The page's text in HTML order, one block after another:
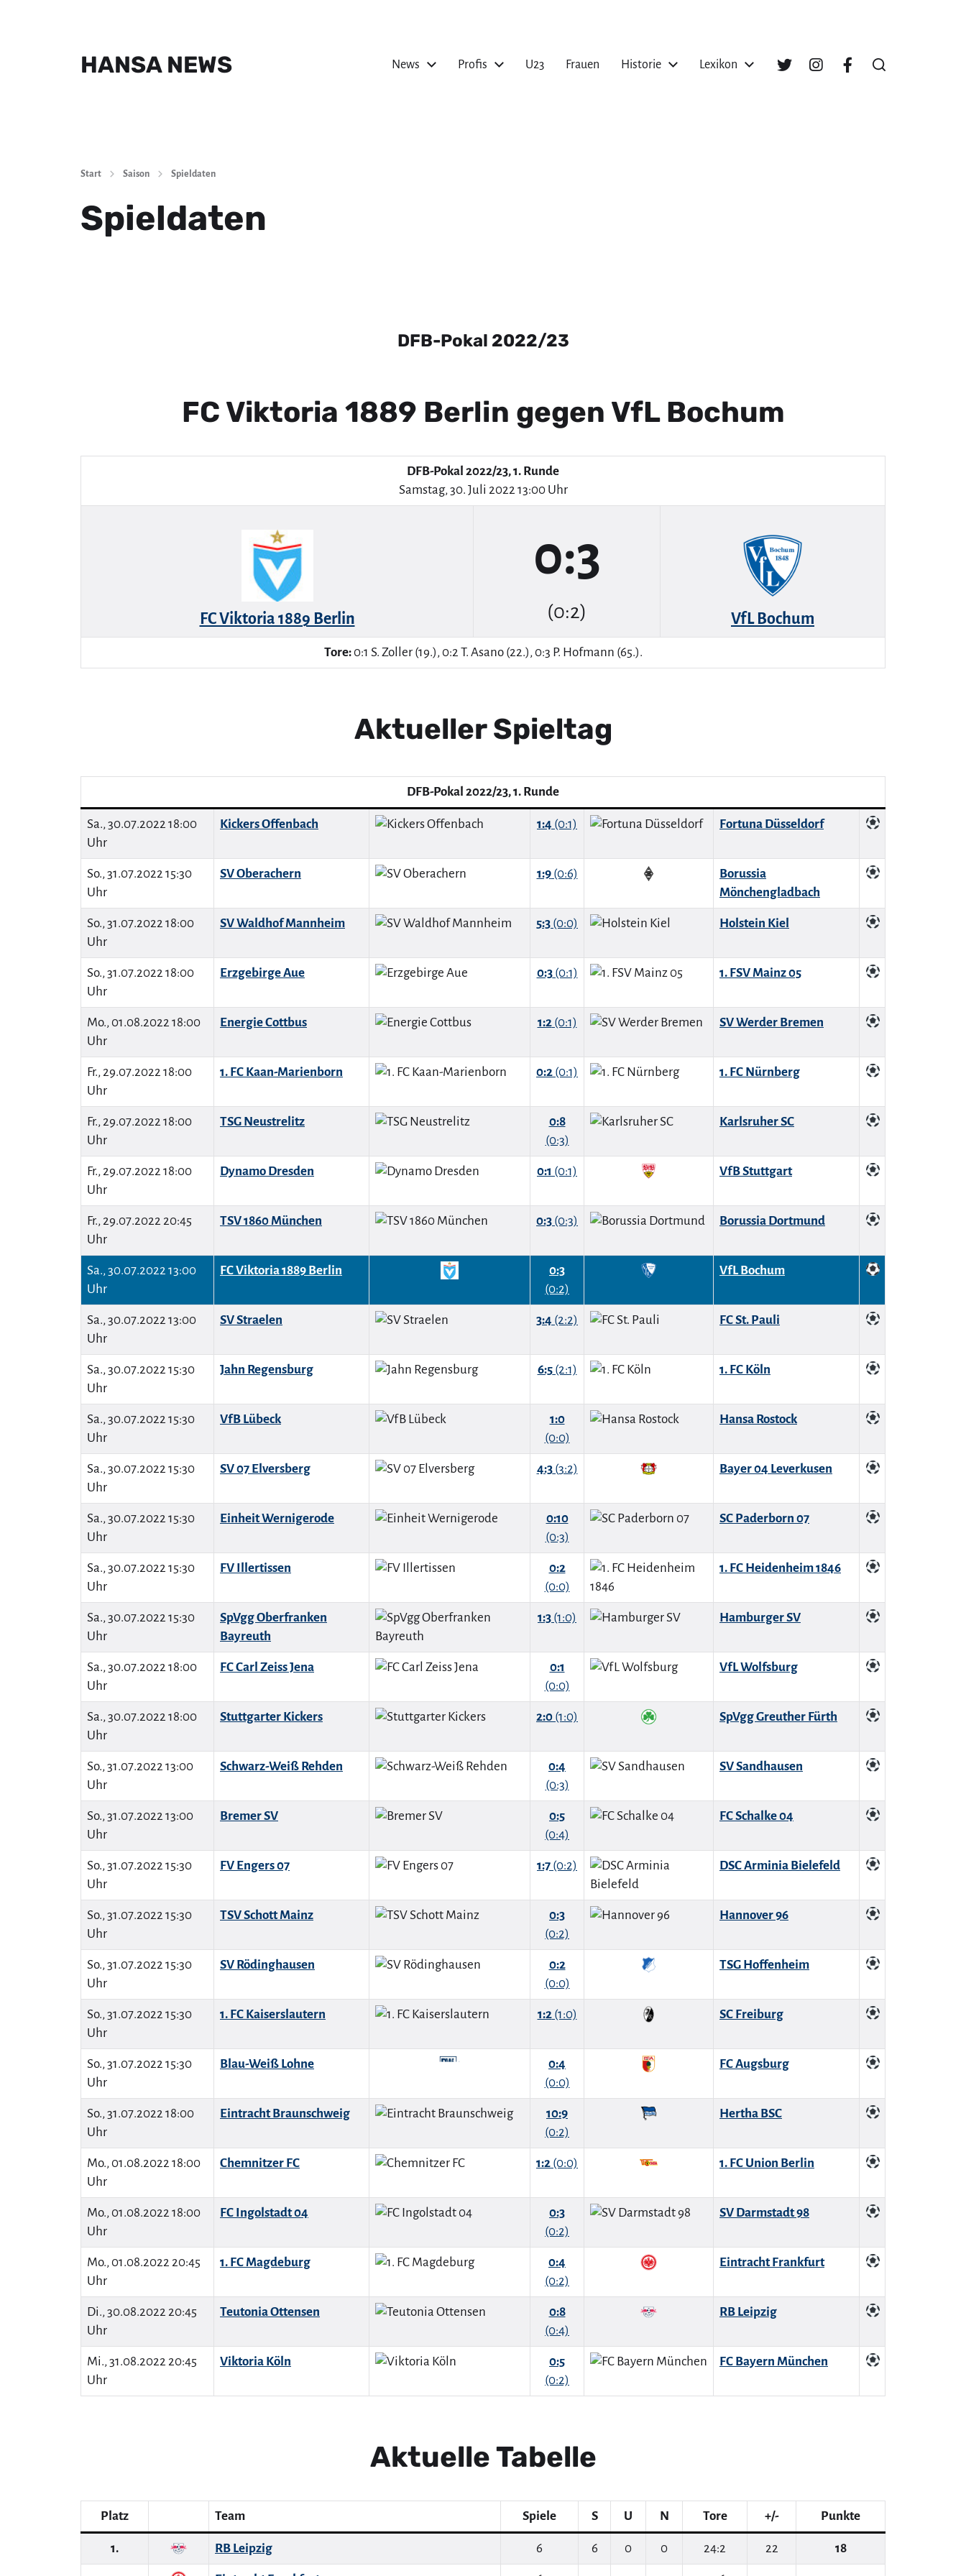
HANSA NEWS News Profis U23 Frauen Historie Lexikon
Start Saison Spieldaten
Spieldaten
DFB-Pokal 2022/23
FC Viktoria 1889 Berlin gegen VfL Bochum
DFB-Pokal 2022/23, 1. Runde
Samstag, 30. Juli 2022 13:00 Uhr
FC Viktoria 1889 Berlin
0:3
(0:2) VfL Bochum
Tore:0:1 S. Zoller (19.), 0:2 T. Asano (22.), 0:3 P. Hofmann (65.).
Aktueller Spieltag
DFB-Pokal 2022/23, 1. Runde
Sa., 30.07.2022 18:00
Uhr
Kickers Offenbach 1:4 (0:1) Fortuna Düsseldorf
So., 31.07.2022 15:30
Uhr
SV Oberachern 1:9(0:6)
Borussia
Mönchengladbach
So., 31.07.2022 18:00
Uhr
SV Waldhof Mannheim 5:3 (0:0) Holstein Kiel
So., 31.07.2022 18:00
Uhr
Erzgebirge Aue 0:3(0:1) 1. FSV Mainz 05
Mo., 01.08.2022 18:00
Uhr
Energie Cottbus 1:2(0:1) SV Werder Bremen
Fr., 29.07.2022 18:00
Uhr
1. FC Kaan-Marienborn 0:2 (0:1) 1. FC Nürnberg
Fr., 29.07.2022 18:00
Uhr
TSG Neustrelitz
0:8
(0:3)
Karlsruher SC
Fr., 29.07.2022 18:00
Uhr
Dynamo Dresden 0:1 (0:1) VfB Stuttgart
Fr., 29.07.2022 20:45
Uhr
TSV 1860 München 0:3 (0:3) Borussia Dortmund
Sa., 30.07.2022 13:00
Uhr
FC Viktoria 1889 Berlin
0:3
(0:2)
VfL Bochum
Sa., 30.07.2022 13:00
Uhr
SV Straelen 3:4 (2:2) FC St. Pauli
Sa., 30.07.2022 15:30
Uhr
Jahn Regensburg 6:5(2:1) 1. FC Köln
Sa., 30.07.2022 15:30
Uhr
VfB Lübeck
1:0
(0:0)
Hansa Rostock
Sa., 30.07.2022 15:30
Uhr
SV 07 Elversberg 4:3(3:2) Bayer 04 Leverkusen
Sa., 30.07.2022 15:30
Uhr
Einheit Wernigerode
0:10
(0:3)
SC Paderborn 07
Sa., 30.07.2022 15:30
Uhr
FV Illertissen
0:2
(0:0)
1. FC Heidenheim 1846
Sa., 30.07.2022 15:30
Uhr
SpVgg Oberfranken
Bayreuth
1:3 (1:0) Hamburger SV
Sa., 30.07.2022 18:00
Uhr
FC Carl Zeiss Jena
0:1
(0:0)
VfL Wolfsburg
Sa., 30.07.2022 18:00
Uhr
Stuttgarter Kickers 2:0 (1:0) SpVgg Greuther Fürth
So., 31.07.2022 13:00
Uhr
Schwarz-Weiß Rehden
0:4
(0:3)
SV Sandhausen
So., 31.07.2022 13:00
Uhr
Bremer SV
0:5
(0:4)
FC Schalke 04
So., 31.07.2022 15:30
Uhr
FV Engers 07 1:7 (0:2) DSC Arminia Bielefeld
So., 31.07.2022 15:30
Uhr
TSV Schott Mainz
0:3
(0:2)
Hannover 96
So., 31.07.2022 15:30
Uhr
SV Rödinghausen
0:2
(0:0)
TSG Hoffenheim
So., 31.07.2022 15:30
Uhr
1. FC Kaiserslautern 1:2(1:0) SC Freiburg
So., 31.07.2022 15:30
Uhr
Blau-Weiß Lohne
0:4
(0:0)
FC Augsburg
So., 31.07.2022 18:00
Uhr
Eintracht Braunschweig
10:9
(0:2)
Hertha BSC
Mo., 01.08.2022 18:00
Uhr
Chemnitzer FC 1:2 (0:0) 1. FC Union Berlin
Mo., 01.08.2022 18:00
Uhr
FC Ingolstadt 04
0:3
(0:2)
SV Darmstadt 98
Mo., 01.08.2022 20:45
Uhr
1. FC Magdeburg
0:4
(0:2)
Eintracht Frankfurt
Di., 30.08.2022 20:45
Uhr
Teutonia Ottensen
0:8
(0:4)
RB Leipzig
Mi., 31.08.2022 20:45
Uhr
Viktoria Köln
0:5
(0:2)
FC Bayern München
Aktuelle Tabelle
Platz Team Spiele S U N Tore +/- Punkte
1. RB Leipzig 6 6 0 0 24:2 22 18